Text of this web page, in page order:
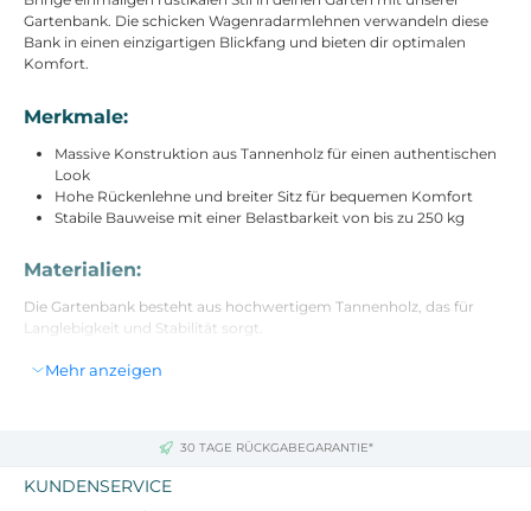
Gartenbank. Die schicken Wagenradarmlehnen verwandeln diese
Bank in einen einzigartigen Blickfang und bieten dir optimalen
Komfort.
Merkmale:
Massive Konstruktion aus Tannenholz für einen authentischen
Look
Hohe Rückenlehne und breiter Sitz für bequemen Komfort
Stabile Bauweise mit einer Belastbarkeit von bis zu 250 kg
Materialien:
Die Gartenbank besteht aus hochwertigem Tannenholz, das für
Langlebigkeit und Stabilität sorgt.
Abmessungen:
Sitzmaße: B104 x T42 cm
Sitzhöhe: 41 cm
Nettogewicht: 15 kg
Mehr anzeigen
30 TAGE RÜCKGABEGARANTIE*
KUNDENSERVICE